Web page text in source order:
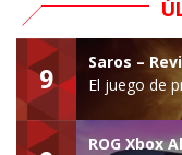
9
Saros –
El juego de
ROG Xbox